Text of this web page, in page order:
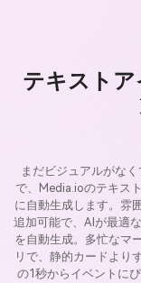
テキスト
まだビジュアルがな
で、Media.ioのテキス
に自動生成します。雰
追加可能で、AIが最適
を自動生成。多忙なマ
リで、静的カードより
の1秒からイベントに